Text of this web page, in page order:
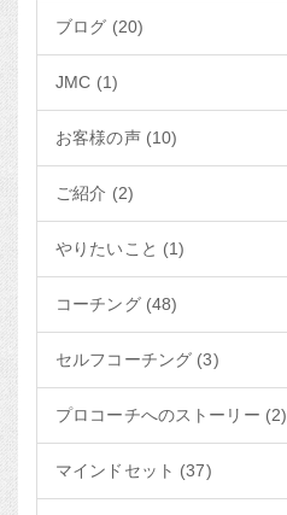
ブログ (20)
JMC (1)
お客様の声 (10)
ご紹介 (2)
やりたいこと (1)
コーチング (48)
セルフコーチング (3)
プロコーチへのストーリー (2)
マインドセット (37)